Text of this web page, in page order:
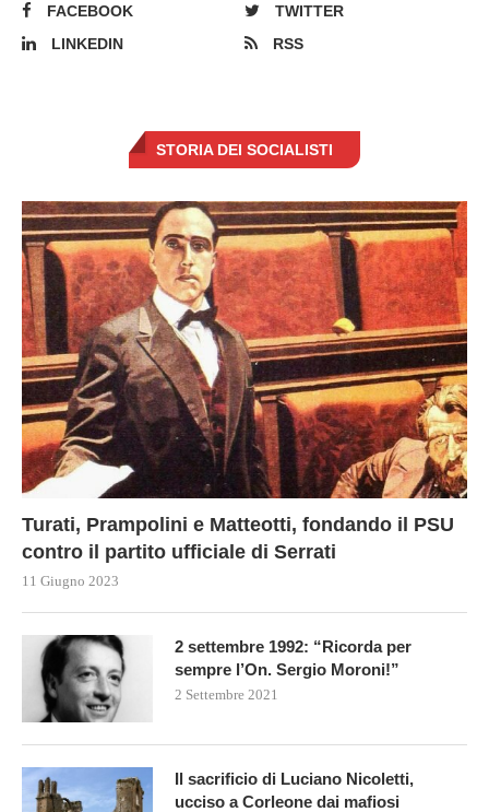
FACEBOOK
TWITTER
LINKEDIN
RSS
STORIA DEI SOCIALISTI
Turati, Prampolini e Matteotti, fondando il PSU
contro il partito ufficiale di Serrati
11 Giugno 2023
2 settembre 1992: “Ricorda per
sempre l’On. Sergio Moroni!”
2 Settembre 2021
Il sacrificio di Luciano Nicoletti,
ucciso a Corleone dai mafiosi